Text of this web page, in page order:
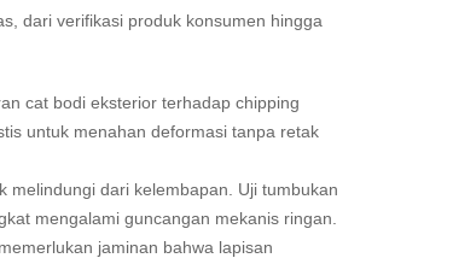
dari verifikasi produk konsumen hingga
cat bodi eksterior terhadap chipping
untuk menahan deformasi tanpa retak
melindungi dari kelembapan. Uji tumbukan
mengalami guncangan mekanis ringan.
jaminan bahwa lapisan